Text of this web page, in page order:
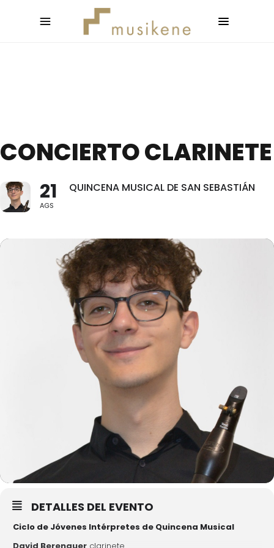
CONCIERTO CLARINETE
21
AGS
QUINCENA MUSICAL DE SAN SEBASTIÁN
DETALLES DEL EVENTO
Ciclo de Jóvenes Intérpretes de Quincena Musical